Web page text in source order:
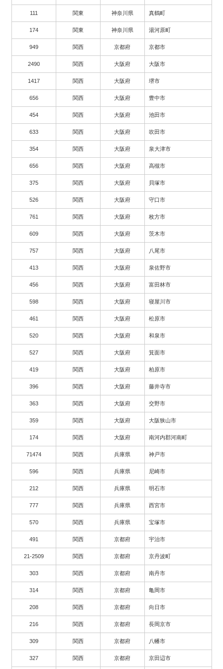
111 関東 神奈川県 真鶴町
174 関東 神奈川県 湯河原町
949 関西 京都府 京都市
2490 関西 大阪府 大阪市
1417 関西 大阪府 堺市
656 関西 大阪府 豊中市
454 関西 大阪府 池田市
633 関西 大阪府 吹田市
354 関西 大阪府 泉大津市
656 関西 大阪府 高槻市
375 関西 大阪府 貝塚市
526 関西 大阪府 守口市
761 関西 大阪府 枚方市
609 関西 大阪府 茨木市
757 関西 大阪府 八尾市
413 関西 大阪府 泉佐野市
456 関西 大阪府 富田林市
598 関西 大阪府 寝屋川市
461 関西 大阪府 松原市
520 関西 大阪府 和泉市
527 関西 大阪府 箕面市
419 関西 大阪府 柏原市
396 関西 大阪府 藤井寺市
363 関西 大阪府 交野市
359 関西 大阪府 大阪狭山市
174 関西 大阪府 南河内郡河南町
71474 関西 兵庫県 神戸市
596 関西 兵庫県 尼崎市
212 関西 兵庫県 明石市
777 関西 兵庫県 西宮市
570 関西 兵庫県 宝塚市
491 関西 京都府 宇治市
21-2509 関西 京都府 京丹波町
303 関西 京都府 南丹市
314 関西 京都府 亀岡市
208 関西 京都府 向日市
216 関西 京都府 長岡京市
309 関西 京都府 八幡市
327 関西 京都府 京田辺市